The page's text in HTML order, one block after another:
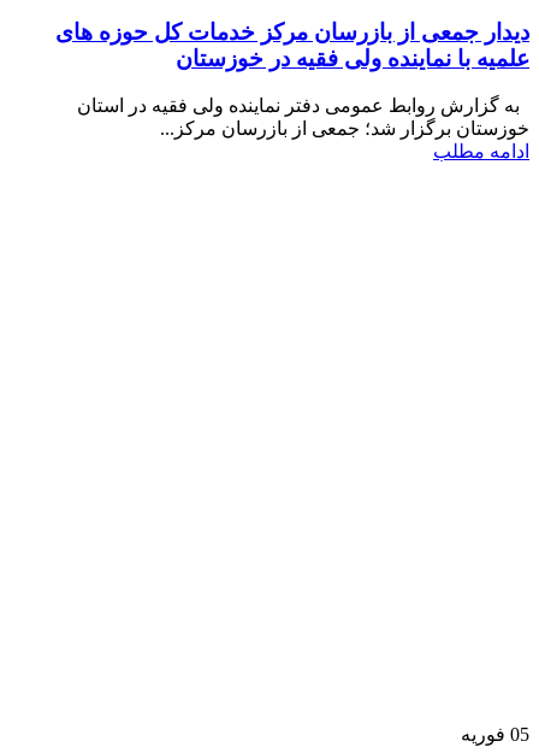
دیدار جمعی از بازرسان مرکز خدمات کل حوزه های
علمیه با نماینده ولی فقیه در خوزستان
به گزارش روابط عمومی دفتر نماینده ولی فقیه در استان
خوزستان برگزار شد؛ جمعی از بازرسان مرکز...
ادامه مطلب
05 فوریه